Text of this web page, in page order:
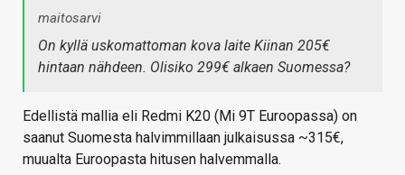
maitosarvi
On kyllä uskomattoman kova laite Kiinan 205€
hintaan nähdeen. Olisiko 299€ alkaen Suomessa?
Edellistä mallia eli Redmi K20 (Mi 9T Euroopassa) on
saanut Suomesta halvimmillaan julkaisussa ~315€,
muualta Euroopasta hitusen halvemmalla.